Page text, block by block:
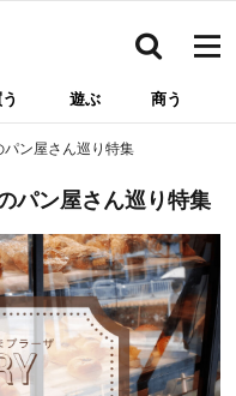
遊ぶ 商う
ン屋さん巡り特集
パン屋さん巡り特集